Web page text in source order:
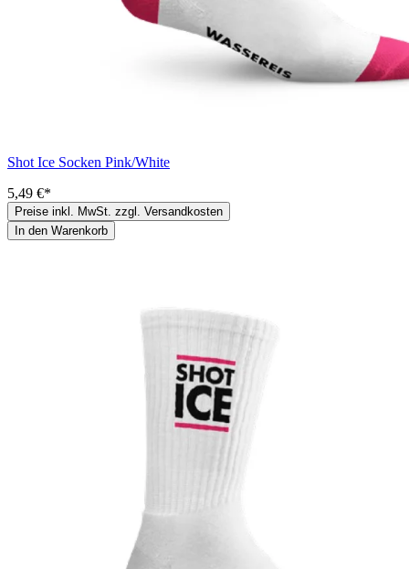
Shot Ice Socken Pink/White
5,49 €*
Preise inkl. MwSt. zzgl. Versandkosten
In den Warenkorb